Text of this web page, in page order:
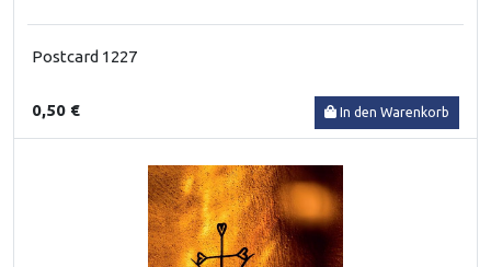
Postcard 1227
0,50 € In den Warenkorb